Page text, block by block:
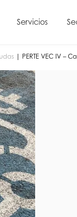
Servicios
PERTE VEC IV –